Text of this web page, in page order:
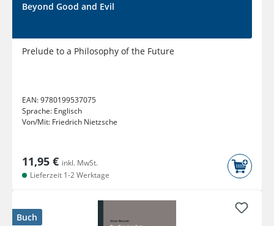
Beyond Good and Evil
Prelude to a Philosophy of the Future
EAN:9780199537075
Sprache: Englisch
Von/Mit: Friedrich Nietzsche
11,95 € inkl. MwSt.
Lieferzeit 1-2 Werktage
Buch